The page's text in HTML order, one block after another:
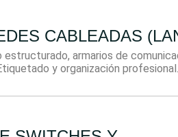
CABLEADAS
armarios de
y organización profesional.